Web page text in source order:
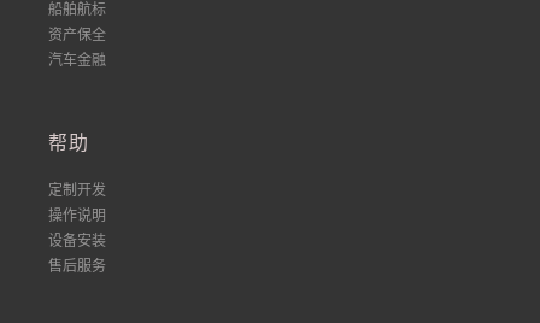
船舶航标
资产保全
汽车金融
帮助
定制开发
操作说明
设备安装
售后服务